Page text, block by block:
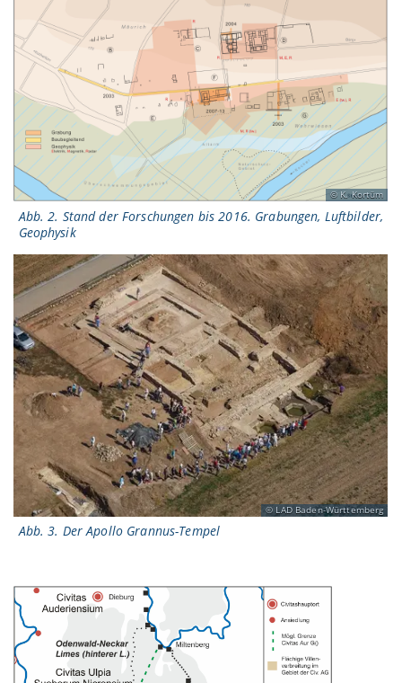
K. Kortüm
Abb. 2. Stand der Forschungen bis 2016. Grabungen, Luftbilder,
Geophysik
LAD Baden-Württemberg
Abb. 3. Der Apollo Grannus-Tempel